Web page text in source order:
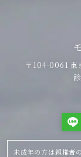
〒104-0061 東
未成年の方は親権者